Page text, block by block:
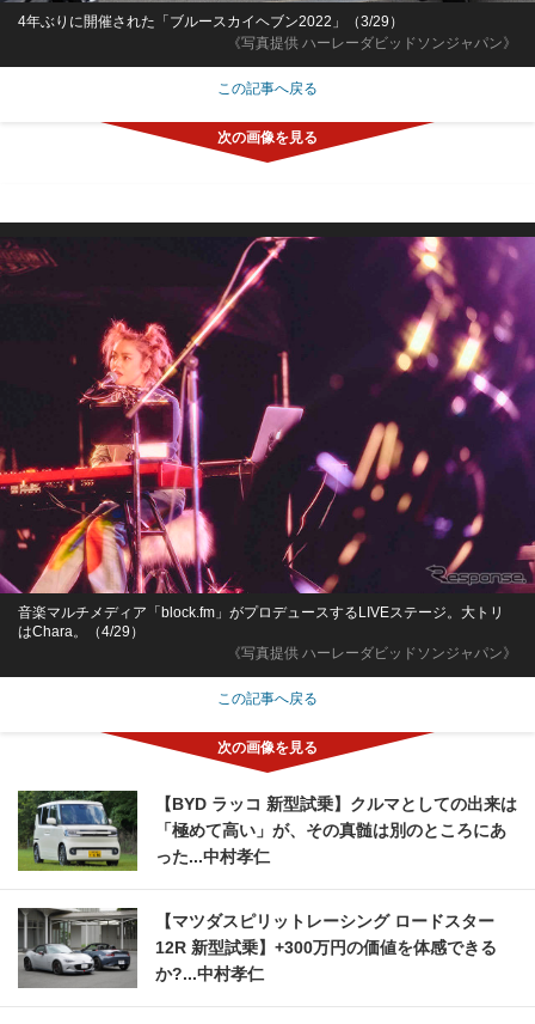
《写真提供 ハーレーダビッドソンジャパン》
4年ぶりに開催された「ブルースカイヘブン2022」（3/29）
この記事へ戻る
《写真提供 ハーレーダビッドソンジャパン》
音楽マルチメディア「block.fm」がプロデュースするLIVEステージ。大トリ
はChara。（4/29）
この記事へ戻る
【BYD ラッコ 新型試乗】クルマとしての出来は
「極めて高い」が、その真髄は別のところにあ
った...中村孝仁
【マツダスピリットレーシング ロードスター
12R 新型試乗】+300万円の価値を体感できる
か?...中村孝仁